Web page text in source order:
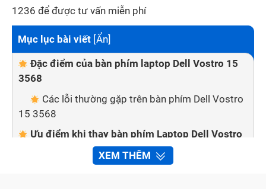
1236 để được tư vấn miễn phí
Mục lục bài viết [Ẩn]
Đặc điểm của bàn phím laptop Dell Vostro 15
3568
Các lỗi thường gặp trên bàn phím Dell Vostro
15 3568
Ưu điểm khi thay bàn phím Laptop Dell Vostro
15 3568 tại Bảo Hành One
XEM THÊM